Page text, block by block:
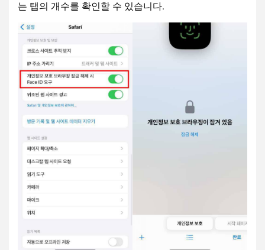
는 탭의 개수를 확인할 수 있습니다.